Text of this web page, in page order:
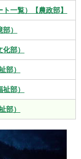
一覧）【農政部】
）
部）
部）
部）
部）